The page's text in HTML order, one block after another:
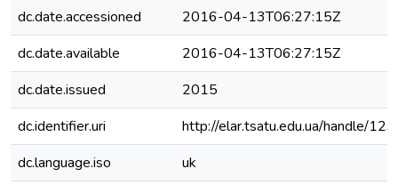
dc.date.accessioned
2016-04-13T06:27:15Z
dc.date.available
2016-04-13T06:27:15Z
dc.date.issued
2015
dc.identifier.uri
http://elar.tsatu.edu.ua/handle/
dc.language.iso
uk